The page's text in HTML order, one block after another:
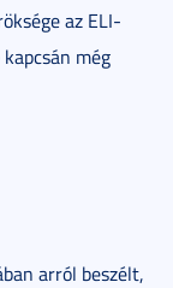
az ELI-
még
arról beszélt,